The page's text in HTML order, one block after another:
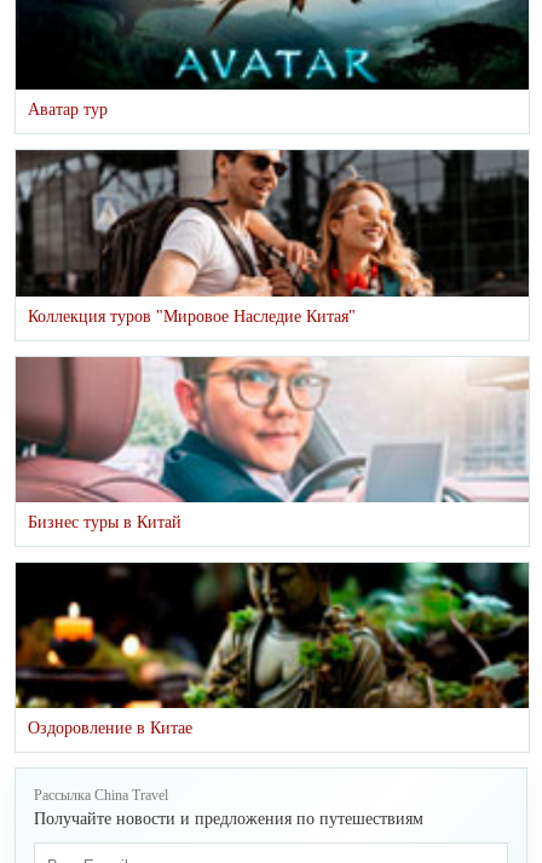
Аватар тур
Коллекция туров "Мировое Наследие Китая"
Бизнес туры в Китай
Оздоровление в Китае
Рассылка China Travel
Получайте новости и предложения по путешествиям